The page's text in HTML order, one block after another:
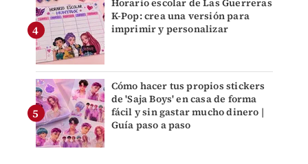
Horario escolar de Las Guerreras
K-Pop: crea una versión para
imprimir y personalizar
Cómo hacer tus propios stickers
de 'Saja Boys' en casa de forma
fácil y sin gastar mucho dinero |
Guía paso a paso